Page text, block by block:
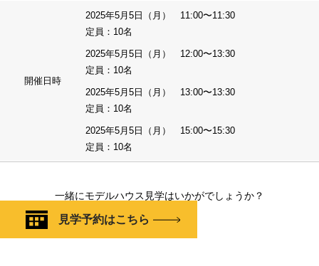
開催日時
2025年5月5日（月） 11:00〜11:30
定員：10名
2025年5月5日（月） 12:00〜13:30
定員：10名
2025年5月5日（月） 13:00〜13:30
定員：10名
2025年5月5日（月） 15:00〜15:30
定員：10名
一緒にモデルハウス見学はいかがでしょうか？
見学予約はこちら